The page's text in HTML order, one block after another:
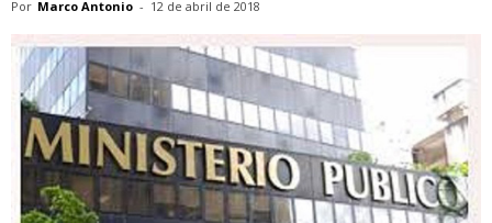
Por Marco Antonio - 12 de abril de 2018